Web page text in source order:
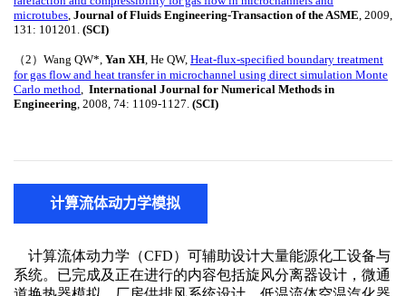
计算流体动力学模拟